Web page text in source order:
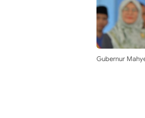
Gubernur